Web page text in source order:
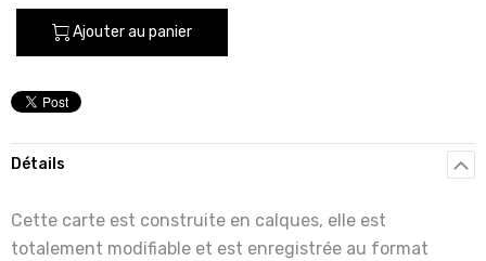
Ajouter au panier
Détails
Cette carte est construite en calques, elle est
totalement modifiable et est enregistrée au format